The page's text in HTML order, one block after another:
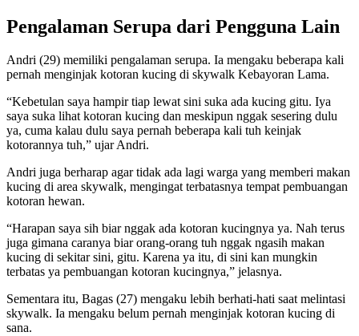
Pengalaman Serupa dari Pengguna Lain
Andri (29) memiliki pengalaman serupa. Ia mengaku beberapa kali
pernah menginjak kotoran kucing di skywalk Kebayoran Lama.
“Kebetulan saya hampir tiap lewat sini suka ada kucing gitu. Iya
saya suka lihat kotoran kucing dan meskipun nggak sesering dulu
ya, cuma kalau dulu saya pernah beberapa kali tuh keinjak
kotorannya tuh,” ujar Andri.
Andri juga berharap agar tidak ada lagi warga yang memberi makan
kucing di area skywalk, mengingat terbatasnya tempat pembuangan
kotoran hewan.
“Harapan saya sih biar nggak ada kotoran kucingnya ya. Nah terus
juga gimana caranya biar orang-orang tuh nggak ngasih makan
kucing di sekitar sini, gitu. Karena ya itu, di sini kan mungkin
terbatas ya pembuangan kotoran kucingnya,” jelasnya.
Sementara itu, Bagas (27) mengaku lebih berhati-hati saat melintasi
skywalk. Ia mengaku belum pernah menginjak kotoran kucing di
sana.